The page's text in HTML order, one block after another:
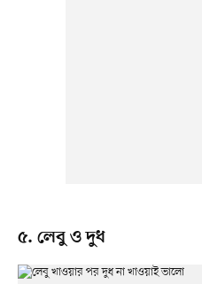
৫. লেবু ও দুধ